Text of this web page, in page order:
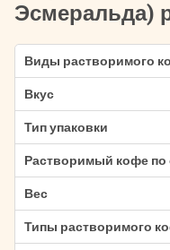
Эсмеральда)
Виды растворимого
Вкус
Тип упаковки
Растворимый кофе по
Вес
Типы растворимого